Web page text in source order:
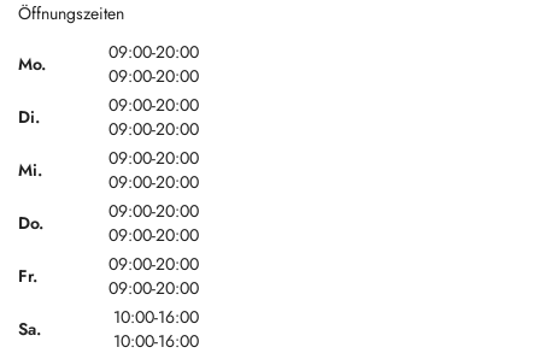
Öffnungszeiten
Mo.
09:00-20:00
09:00-20:00
Di.
09:00-20:00
09:00-20:00
Mi.
09:00-20:00
09:00-20:00
Do.
09:00-20:00
09:00-20:00
Fr.
09:00-20:00
09:00-20:00
Sa.
10:00-16:00
10:00-16:00